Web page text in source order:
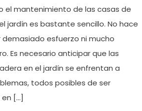
el mantenimiento de las casas de
jardín es bastante sencillo. No hace
esfuerzo ni mucho
Es necesario anticipar que las
en el jardín se enfrentan a
todos posibles de ser
[…]